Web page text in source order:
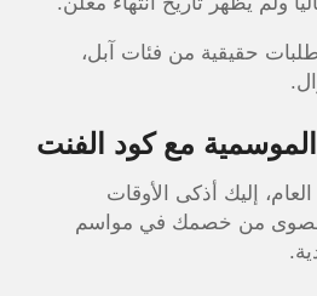
حقيقية من فئات آبل،
مع كود الفنت
إليك أذكى الأوقات
القصوى من خصمك في مواسم